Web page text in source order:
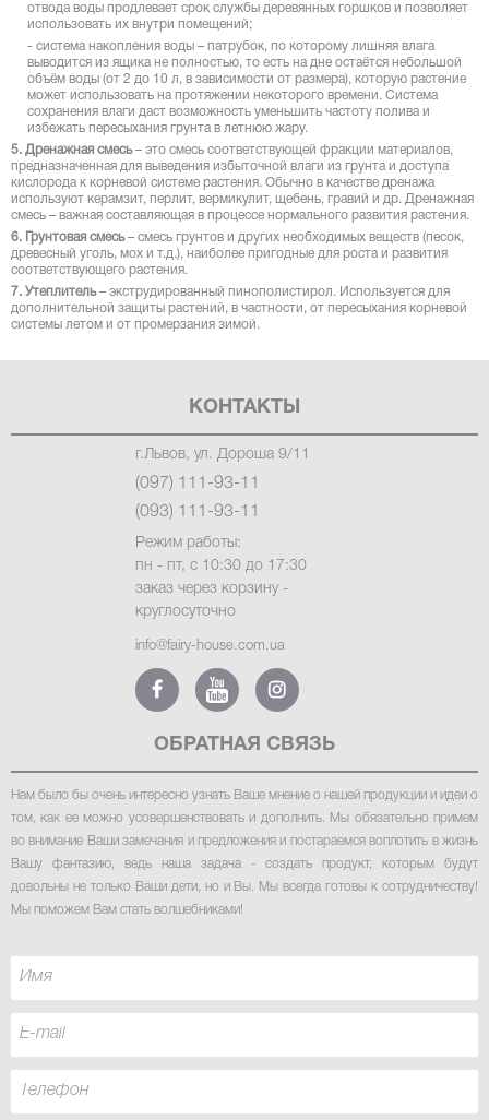
отвода воды продлевает срок службы деревянных горшков и позволяет
использовать их внутри помещений;
- система накопления воды – патрубок, по которому лишняя влага
выводится из ящика не полностью, то есть на дне остаётся небольшой
объём воды (от 2 до 10 л, в зависимости от размера), которую растение
может использовать на протяжении некоторого времени. Система
сохранения влаги даст возможность уменьшить частоту полива и
избежать пересыхания грунта в летнюю жару.
5. Дренажная смесь– это смесь соответствующей фракции материалов,
предназначенная для выведения избыточной влаги из грунта и доступа
кислорода к корневой системе растения. Обычно в качестве дренажа
используют керамзит, перлит, вермикулит, щебень, гравий и др. Дренажная
смесь – важная составляющая в процессе нормального развития растения.
6. Грунтовая смесь– смесь грунтов и других необходимых веществ (песок,
древесный уголь, мох и т.д.), наиболее пригодные для роста и развития
соответствующего растения.
7. Утеплитель– экструдированный пинополистирол. Используется для
дополнительной защиты растений, в частности, от пересыхания корневой
системы летом и от промерзания зимой.
КОНТАКТЫ
г.Львов, ул. Дороша 9/11
(097) 111-93-11
(093) 111-93-11
Режим работы:
пн - пт, с 10:30 до 17:30
заказ через корзину -
круглосуточно
info@fairy-house.com.ua
ОБРАТНАЯ СВЯЗЬ
Нам было бы очень интересно узнать Ваше мнение о нашей продукции и идеи о
том, как ее можно усовершенствовать и дополнить. Мы обязательно примем
во внимание Ваши замечания и предложения и постараемся воплотить в жизнь
Вашу фантазию, ведь наша задача - создать продукт, которым будут
довольны не только Ваши дети, но и Вы. Мы всегда готовы к сотрудничеству!
Мы поможем Вам стать волшебниками!